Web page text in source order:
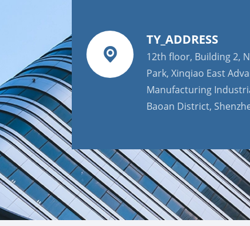
TY_ADDRESS
12th floor, Building 2,
Park, Xinqiao East
Manufacturing
Baoan District,